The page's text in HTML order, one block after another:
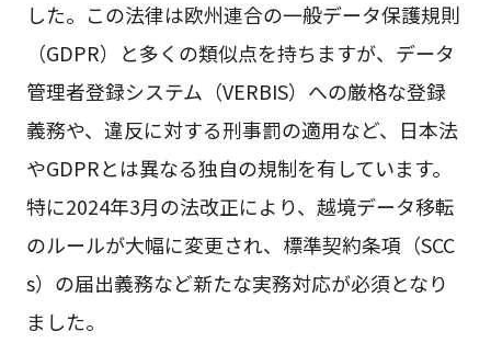
した。この法律は欧州連合の一般データ保護規則
（GDPR）と多くの類似点を持ちますが、データ
管理者登録システム（VERBIS）への厳格な登録
義務や、違反に対する刑事罰の適用など、日本法
やGDPRとは異なる独自の規制を有しています。
特に2024年3月の法改正により、越境データ移転
のルールが大幅に変更され、標準契約条項（SCC
s）の届出義務など新たな実務対応が必須となり
ました。